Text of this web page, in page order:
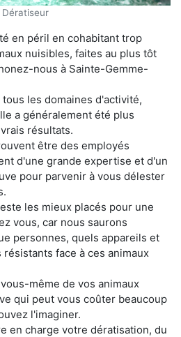
Dératiseur
en péril en cohabitant trop
nuisibles, faites au plus tôt
nous à Sainte-Gemme-
les domaines d'activité,
a généralement été plus
résultats.
être des employés
d'une grande expertise et d'un
pour parvenir à vous délester
les mieux placés pour une
vous, car nous saurons
personnes, quels appareils et
face à ces animaux
même de vos animaux
qui peut vous coûter beaucoup
l'imaginer.
en charge votre dératisation, du